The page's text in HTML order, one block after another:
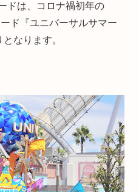
ドは、コロナ禍初年の
ド『ユニバーサルサマー
なります。